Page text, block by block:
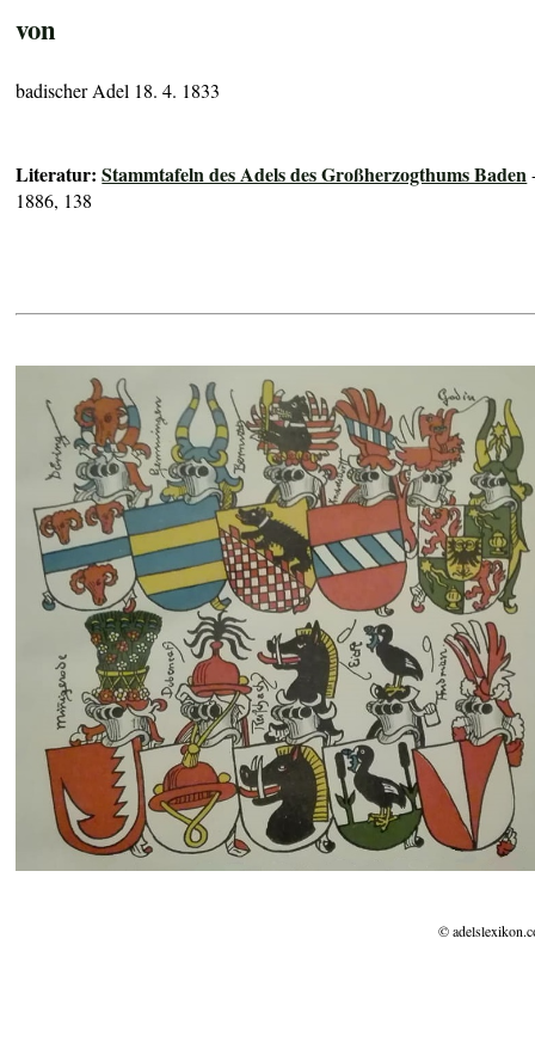
von
badischer Adel 18. 4. 1833
Literatur:Stammtafeln des Adels des Großherzogthums Baden
1886, 138
©